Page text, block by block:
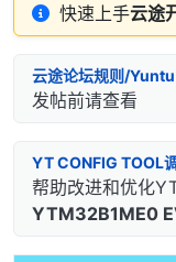
快速上手云途
云途论坛规则/
发帖前请查看
YT CONFIG TOOL
帮助改进和优化
YTM32B1ME0